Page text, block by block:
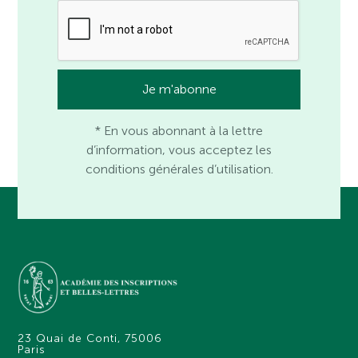
* En vous abonnant à la lettre
d’information, vous acceptez les
conditions générales d’utilisation.
23 Quai de Conti, 75006
Paris